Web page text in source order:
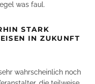
was faul.
STARK
IN ZUKUNFT
wahrscheinlich noch